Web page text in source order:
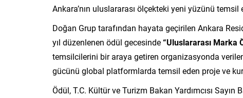
Ankara’nın uluslararası ölçekteki yeni yüzünü temsil
Doğan Grup tarafından hayata geçirilen Ankara
yıl düzenlenen ödül gecesinde“Uluslararası Marka
temsilcilerini bir araya getiren organizasyonda
gücünü global platformlarda temsil eden proje ve
Ödül, T.C. Kültür ve Turizm Bakan Yardımcısı